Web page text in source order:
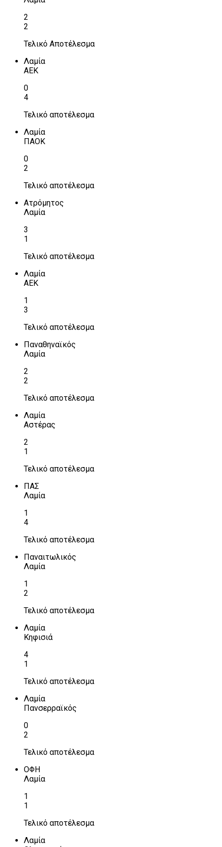
2
2
Τελικό Αποτέλεσμα
Λαμία
ΑΕΚ
0
4
Τελικό αποτέλεσμα
Λαμία
ΠΑΟΚ
0
2
Τελικό αποτέλεσμα
Ατρόμητος
Λαμία
3
1
Τελικό αποτέλεσμα
Λαμία
ΑΕΚ
1
3
Τελικό αποτέλεσμα
Παναθηναϊκός
Λαμία
2
2
Τελικό αποτέλεσμα
Λαμία
Αστέρας
2
1
Τελικό αποτέλεσμα
ΠΑΣ
Λαμία
1
4
Τελικό αποτέλεσμα
Παναιτωλικός
Λαμία
1
2
Τελικό αποτέλεσμα
Λαμία
Κηφισιά
4
1
Τελικό αποτέλεσμα
Λαμία
Πανσερραϊκός
0
2
Τελικό αποτέλεσμα
ΟΦΗ
Λαμία
1
1
Τελικό αποτέλεσμα
Λαμία